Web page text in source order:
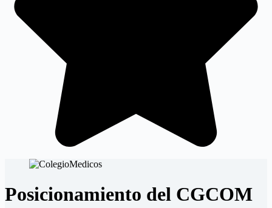
Posicionamiento del CGCOM